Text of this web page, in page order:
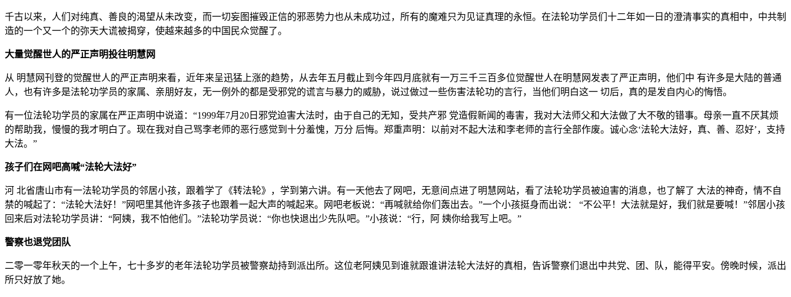
千古以来，人们对纯真、善良的渴望从未改变，而一切妄图摧毁正信的邪恶势力也从未成功过，所有的魔难只为见证真理的永恒。在法轮功学员们十二年如一日的澄清事实的真相中，中共制
造的一个又一个的弥天大谎被揭穿，使越来越多的中国民众觉醒了。
大量觉醒世人的严正声明投往明慧网
从 明慧网刊登的觉醒世人的严正声明来看，近年来呈迅猛上涨的趋势，从去年五月截止到今年四月底就有一万三千三百多位觉醒世人在明慧网发表了严正声明，他们中 有许多是大陆的普通
人，也有许多是法轮功学员的家属、亲朋好友，无一例外的都是受邪党的谎言与暴力的威胁，说过做过一些伤害法轮功的言行，当他们明白这一 切后，真的是发自内心的悔悟。
有一位法轮功学员的家属在严正声明中说道：“1999年7月20日邪党迫害大法时，由于自己的无知，受共产邪 党造假新闻的毒害，我对大法师父和大法做了大不敬的错事。母亲一直不厌其烦
的帮助我，慢慢的我才明白了。现在我对自己骂李老师的恶行感觉到十分羞愧，万分 后悔。郑重声明：以前对不起大法和李老师的言行全部作废。诚心念‘法轮大法好，真、善、忍好’，支持
大法。”
孩子们在网吧高喊“法轮大法好”
河 北省唐山市有一法轮功学员的邻居小孩，跟着学了《转法轮》，学到第六讲。有一天他去了网吧，无意间点进了明慧网站，看了法轮功学员被迫害的消息，也了解了 大法的神奇，情不自
禁的喊起了：“法轮大法好！”网吧里其他许多孩子也跟着一起大声的喊起来。网吧老板说：“再喊就给你们轰出去。”一个小孩挺身而出说： “不公平！大法就是好，我们就是要喊！”邻居小孩
回来后对法轮功学员讲：“阿姨，我不怕他们。”法轮功学员说：“你也快退出少先队吧。”小孩说：“行，阿 姨你给我写上吧。”
警察也退党团队
二零一零年秋天的一个上午，七十多岁的老年法轮功学员被警察劫持到派出所。这位老阿姨见到谁就跟谁讲法轮大法好的真相，告诉警察们退出中共党、团、队，能得平安。傍晚时候，派出
所只好放了她。